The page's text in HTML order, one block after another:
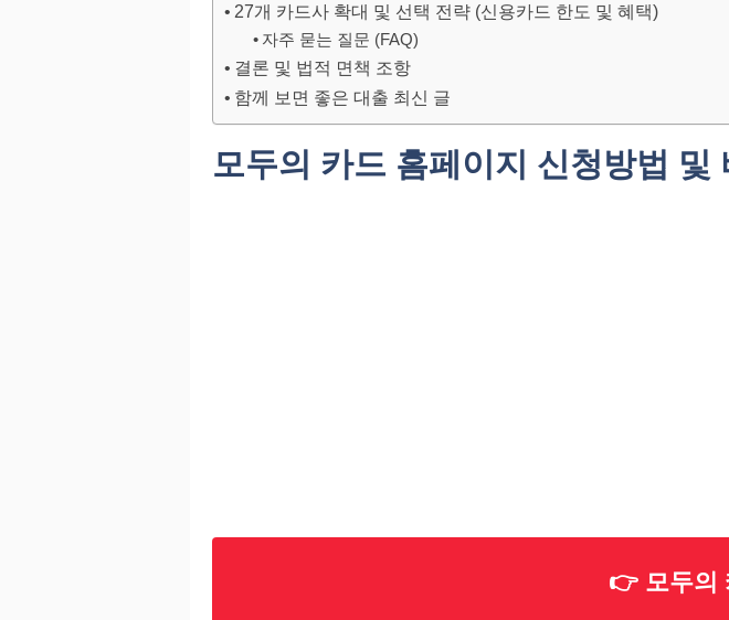
27개 카드사 확대 및 선택 전략 (신용카드 한도 및 혜택)
자주 묻는 질문 (FAQ)
결론 및 법적 면책 조항
함께 보면 좋은 대출 최신 글
모두의 카드 홈페이지 신청방법 및
👉 모두의